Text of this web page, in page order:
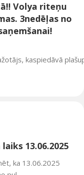
Volya riteņu
3nedēļas no
kaspiedāvā
13.06.2025
ka 13.06.2025